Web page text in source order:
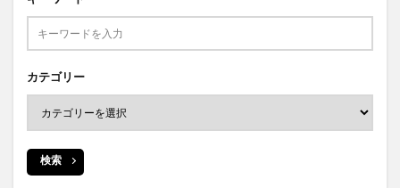
カテゴリー
検索